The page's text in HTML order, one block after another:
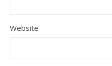
Website